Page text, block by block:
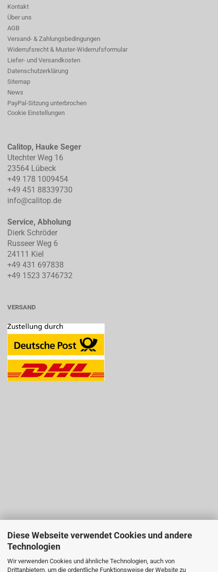
Diese Webseite verwendet Cookies und andere
Technologien
Wir verwenden Cookies und ähnliche Technologien, auch von
Drittanbietern, um die ordentliche Funktionsweise der Website zu
Kontakt
Über uns
AGB
Versand- & Zahlungsbedingungen
Widerrufsrecht & Muster-Widerrufsformular
Liefer- und Versandkosten
Datenschutzerklärung
Sitemap
News
PayPal-Sitzung unterbrochen
Cookie Einstellungen
Calitop, Hauke Seger
Utechter Weg 16
23564 Lübeck
+49 178 1009454
+49 451 88339730
info@calitop.de
Service, Abholung
Dierk Schröder
Russeer Weg 6
24111 Kiel
+49 431 697838
+49 1523 3746732
VERSAND